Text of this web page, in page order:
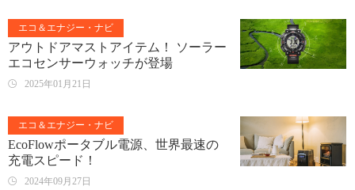
エコ＆エナジー・ナビ
アウトドアマストアイテム！ ソーラー
エコセンサーウォッチが登場
2025年01月21日
エコ＆エナジー・ナビ
EcoFlowポータブル電源、世界最速の
充電スピード！
2024年09月27日